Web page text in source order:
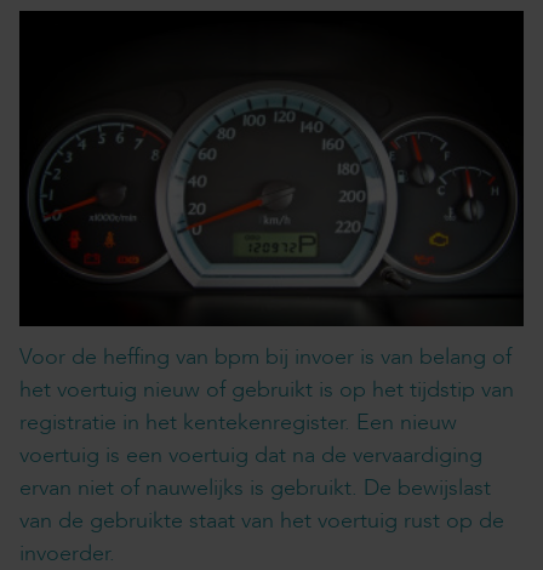
Voor de heffing van bpm bij invoer is van belang of
het voertuig nieuw of gebruikt is op het tijdstip van
registratie in het kentekenregister. Een nieuw
voertuig is een voertuig dat na de vervaardiging
ervan niet of nauwelijks is gebruikt. De bewijslast
van de gebruikte staat van het voertuig rust op de
invoerder.